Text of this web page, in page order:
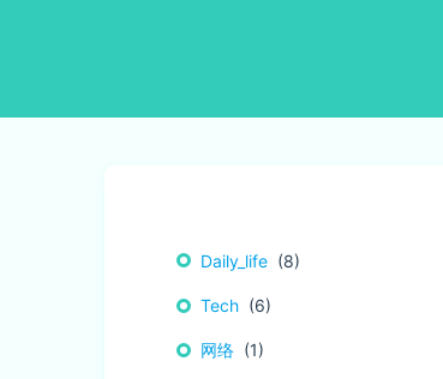
Daily_life 8
Tech 6
网络 1